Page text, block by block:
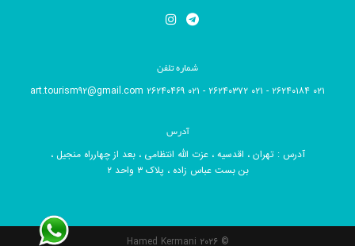
شماره تلفن
۰۲۱ ۲۶۲۴۰۱۸۴ - ۰۲۱ ۲۶۲۴۰۳۷۲ - ۰۲۱ ۲۶۲۴۰۴۶۹ art.tourism۹۲@gmail.com
آدرس
آدرس : تهران ، اقدسیه ، عزت الله انتظامی ، بعد از چهارراه منجیل ،
بن بست عباس زاده ، پلاک ۳ واحد ۲
© ۲۰۲۶ Hamed Kermani